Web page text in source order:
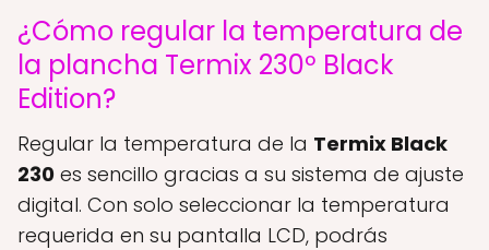
¿Cómo regular la temperatura de
la plancha Termix 230º Black
Edition?
Regular la temperatura de la Termix Black
230 es sencillo gracias a su sistema de ajuste
digital. Con solo seleccionar la temperatura
requerida en su pantalla LCD, podrás